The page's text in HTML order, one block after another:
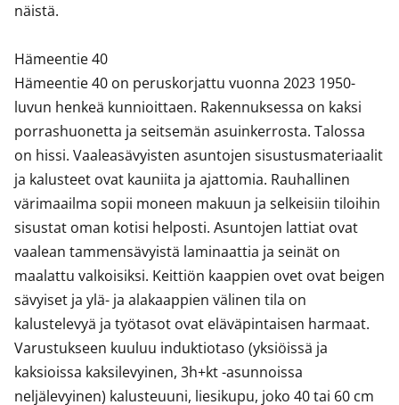
näistä.
Hämeentie 40
Hämeentie 40 on peruskorjattu vuonna 2023 1950-
luvun henkeä kunnioittaen. Rakennuksessa on kaksi
porrashuonetta ja seitsemän asuinkerrosta. Talossa
on hissi. Vaaleasävyisten asuntojen sisustusmateriaalit
ja kalusteet ovat kauniita ja ajattomia. Rauhallinen
värimaailma sopii moneen makuun ja selkeisiin tiloihin
sisustat oman kotisi helposti. Asuntojen lattiat ovat
vaalean tammensävyistä laminaattia ja seinät on
maalattu valkoisiksi. Keittiön kaappien ovet ovat beigen
sävyiset ja ylä- ja alakaappien välinen tila on
kalustelevyä ja työtasot ovat eläväpintaisen harmaat.
Varustukseen kuuluu induktiotaso (yksiöissä ja
kaksioissa kaksilevyinen, 3h+kt -asunnoissa
neljälevyinen) kalusteuuni, liesikupu, joko 40 tai 60 cm